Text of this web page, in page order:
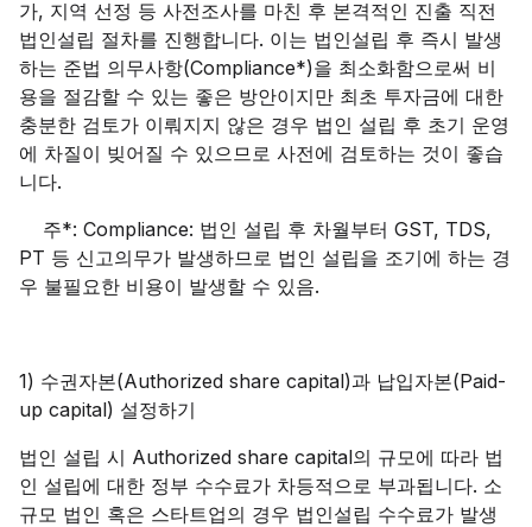
가, 지역 선정 등 사전조사를 마친 후 본격적인 진출 직전
법인설립 절차를 진행합니다. 이는 법인설립 후 즉시 발생
하는 준법 의무사항(Compliance*)을 최소화함으로써 비
용을 절감할 수 있는 좋은 방안이지만 최초 투자금에 대한
충분한 검토가 이뤄지지 않은 경우 법인 설립 후 초기 운영
에 차질이 빚어질 수 있으므로 사전에 검토하는 것이 좋습
니다.
주*: Compliance: 법인 설립 후 차월부터 GST, TDS,
PT 등 신고의무가 발생하므로 법인 설립을 조기에 하는 경
우 불필요한 비용이 발생할 수 있음.
1) 수권자본(Authorized share capital)과 납입자본(Paid-
up capital) 설정하기
법인 설립 시 Authorized share capital의 규모에 따라 법
인 설립에 대한 정부 수수료가 차등적으로 부과됩니다. 소
규모 법인 혹은 스타트업의 경우 법인설립 수수료가 발생